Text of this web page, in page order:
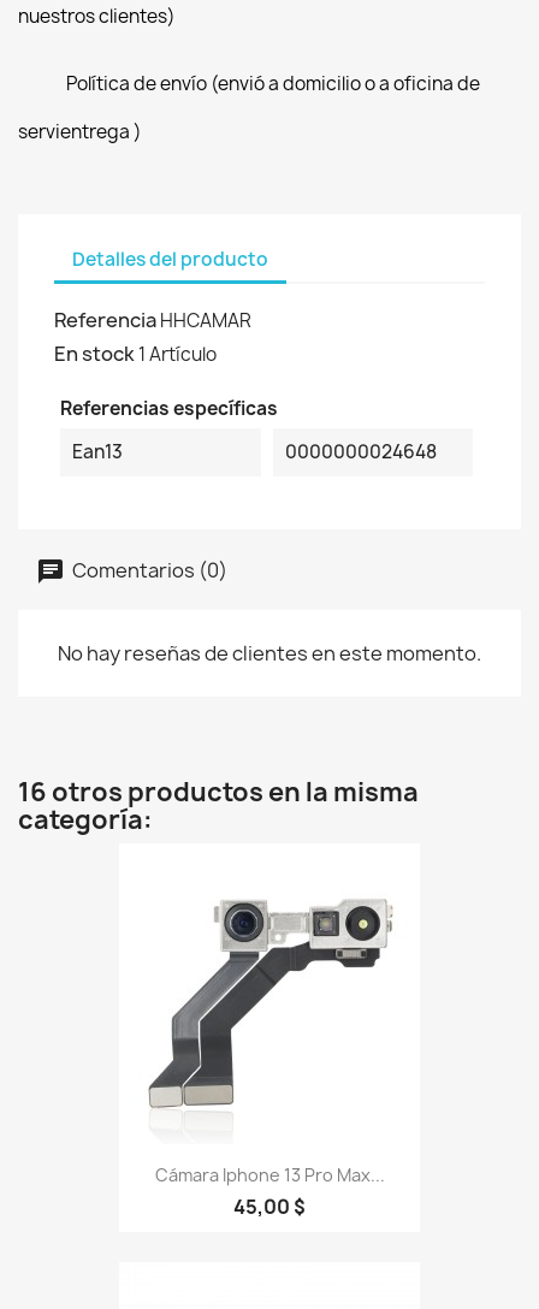
nuestros clientes)
Política de envío (envió a domicilio o a oficina de
servientrega )
Detalles del producto
ReferenciaHHCAMAR
En stock1 Artículo
Referencias específicas
Ean13
0000000024648
Comentarios (0)
No hay reseñas de clientes en este momento.
16 otros productos en la misma
categoría:
Cámara Iphone 13 Pro Max...
45,00 $